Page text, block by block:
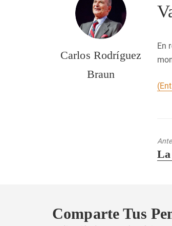
Carlos Rodríguez
Braun
en
En
Comparte Tus